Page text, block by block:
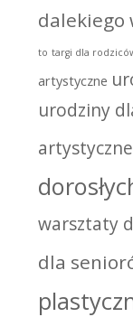
dalekiego
to targi dla
artystyczne
urodziny
artystyczne
warsztaty
dla